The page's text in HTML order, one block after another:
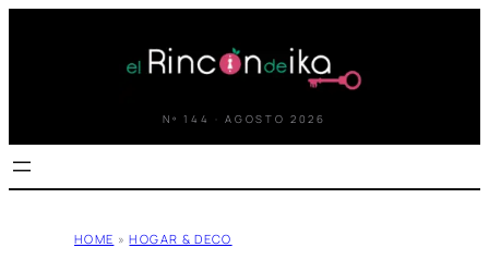
Nº 144 · AGOSTO 2026
HOME » HOGAR & DECO